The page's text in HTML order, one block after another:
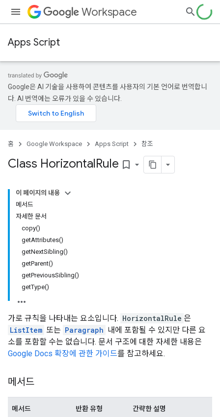
Workspace
Apps Script
Google은 AI 기술을 사용하여 콘텐츠를 사용자의 기본 언어로 번역합니
다. AI 번역에는 오류가 있을 수 있습니다.
홈 Google Workspace Apps Script 참조
Class HorizontalRule bookmark_border
이 페이지의 내용
메서드
자세한 문서
copy()
getAttributes()
getNextSibling()
getParent()
getPreviousSibling()
getType()
가로 규칙을 나타내는 요소입니다. HorizontalRule 은
ListItem 또는 Paragraph 내에 포함될 수 있지만 다른 요
소를 포함할 수는 없습니다. 문서 구조에 대한 자세한 내용은
Google Docs 확장에 관한 가이드를 참고하세요.
메서드
메서드 반환 유형 간략한 설명